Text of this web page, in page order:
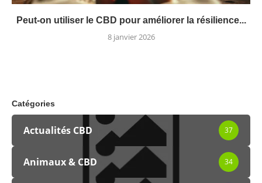
Peut-on utiliser le CBD pour améliorer la résilience...
8 janvier 2026
Catégories
Actualités CBD 37
Animaux & CBD 34